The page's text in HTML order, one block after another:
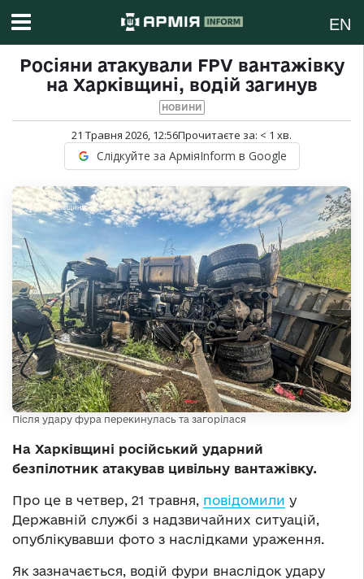
EN
Росіяни атакували FPV вантажівку
на Харківщині, водій загинув
НОВИНИ
21 Травня 2026, 12:56Прочитаєте за: < 1 хв.
Слідкуйте за АрміяInform в Google
Після удару фура перекинулась та загорілася
На Харківщині російський ударний
безпілотник атакував цивільну вантажівку.
Про це в четвер, 21 травня, повідомили у
Державній службі з надзвичайних ситуацій,
опублікувавши фото з наслідками ураження.
Як зазначається, водій фури внаслідок удару